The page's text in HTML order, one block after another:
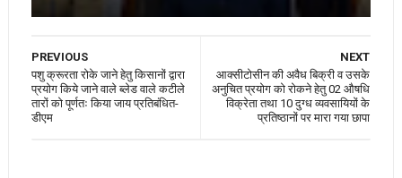
NEXT
आक्सीटोसीन की अवैध बिक्री व उसके
अनुचित प्रयोग को रोकने हेतु 02 औषधि
विक्रेता तथा 10 दुग्ध व्यवसायियों के
प्रतिष्ठानों पर मारा गया छापा
PREVIOUS
पशु क्रूरता रोके जाने हेतु किसानों द्वारा
प्रयोग किये जाने वाले ब्लेड वाले कटीले
तारों को पूर्णतः किया जाय प्रतिबंधित-
डीएम